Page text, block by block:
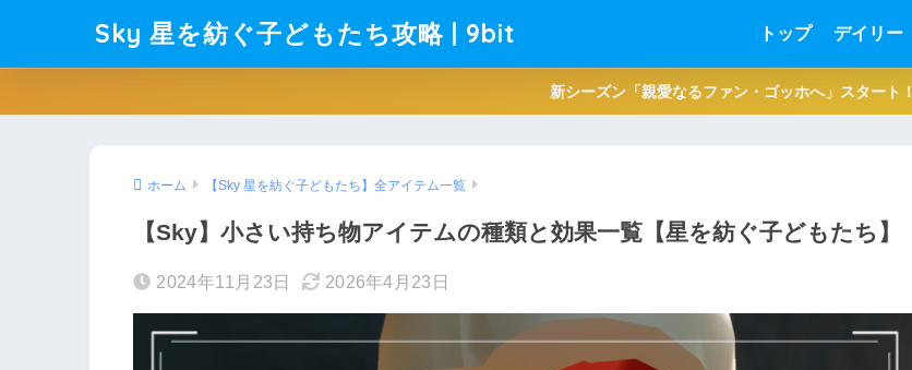
Sky 星を紡ぐ子どもたち攻略 | 9bit トップ デイリー
新シーズン「親愛なるファン・ゴッホへ」スタート！
ホーム 【Sky 星を紡ぐ子どもたち】全アイテム一覧
【Sky】小さい持ち物アイテムの種類と効果一覧【星を紡ぐ子どもたち】
2024年11月23日 2026年4月23日